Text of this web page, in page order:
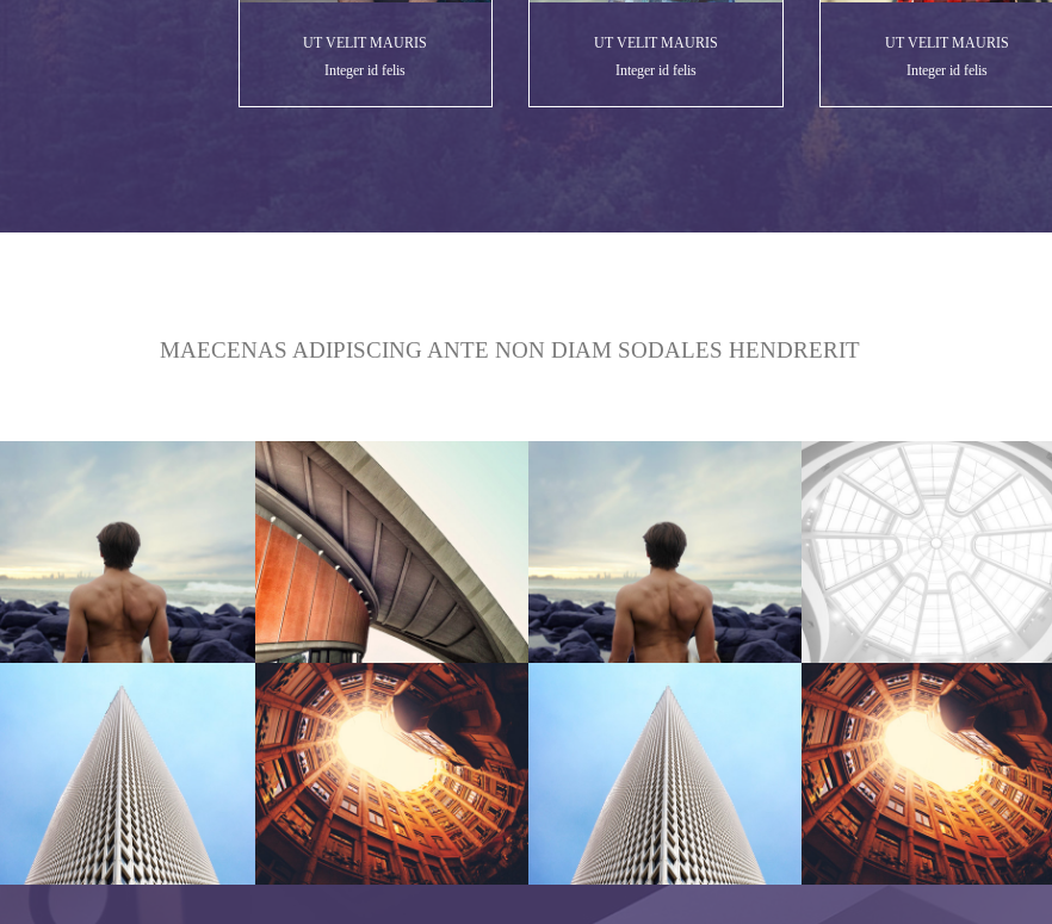
UT VELIT MAURIS
Integer id felis
UT VELIT MAURIS
Integer id felis
UT VELIT MAURIS
Integer id felis
MAECENAS ADIPISCING ANTE NON DIAM SODALES HENDRERIT